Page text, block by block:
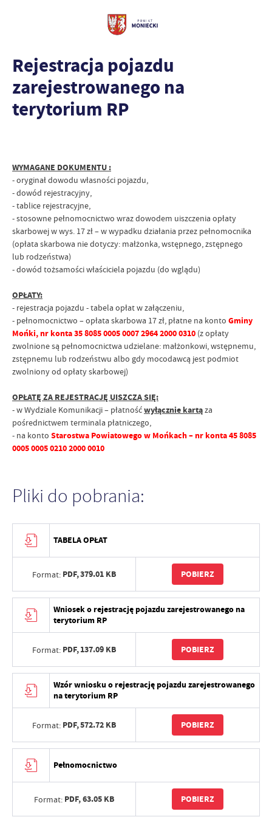
Rejestracja pojazdu
zarejestrowanego na
terytorium RP
WYMAGANE DOKUMENTU :
- oryginał dowodu własności pojazdu,
- dowód rejestracyjny,
- tablice rejestracyjne,
- stosowne pełnomocnictwo wraz dowodem uiszczenia opłaty
skarbowej w wys. 17 zł – w wypadku działania przez pełnomocnika
(opłata skarbowa nie dotyczy: małżonka, wstępnego, zstępnego
lub rodzeństwa)
- dowód tożsamości właściciela pojazdu (do wglądu)
OPŁATY:
- rejestracja pojazdu - tabela opłat w załączeniu,
- pełnomocnictwo – opłata skarbowa 17 zł, płatne na konto Gminy
Mońki, nr konta 35 8085 0005 0007 2964 2000 0310 (z opłaty
zwolnione są pełnomocnictwa udzielane: małżonkowi, wstępnemu,
zstępnemu lub rodzeństwu albo gdy mocodawcą jest podmiot
zwolniony od opłaty skarbowej)
OPŁATĘ ZA REJESTRACJĘ UISZCZA SIĘ:
- w Wydziale Komunikacji – płatnośćwyłącznie kartąza
pośrednictwem terminala płatniczego,
- na konto Starostwa Powiatowego w Mońkach – nr konta 45 8085
0005 0005 0210 2000 0010
Pliki do pobrania:
TABELA OPŁAT
Format: PDF,379.01 KB POBIERZ
Wniosek o rejestrację pojazdu zarejestrowanego na
terytorium RP
Format: PDF,137.09 KB POBIERZ
Wzór wniosku o rejestrację pojazdu zarejestrowanego
na terytorium RP
Format: PDF,572.72 KB POBIERZ
Pełnomocnictwo
Format: PDF,63.05 KB POBIERZ